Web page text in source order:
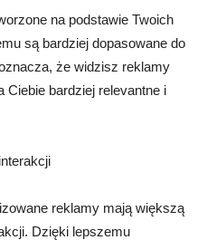
na podstawie Twoich
są bardziej dopasowane do
że widzisz reklamy
Ciebie bardziej relevantne i
reklamy mają większą
Dzięki lepszemu